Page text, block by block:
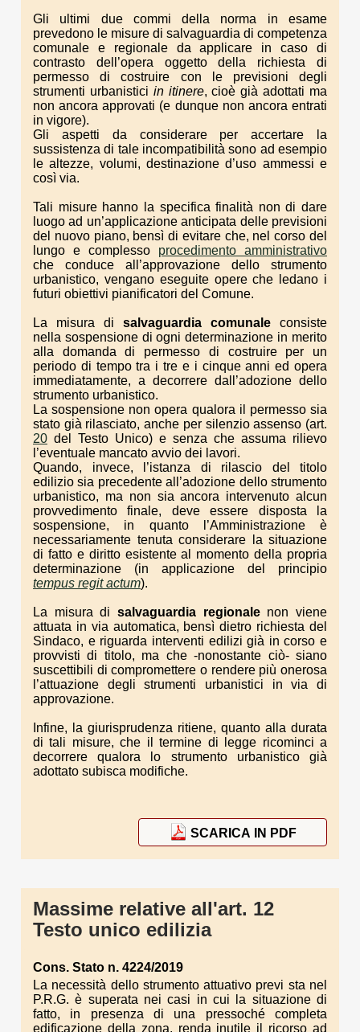
Gli ultimi due commi della norma in esame
prevedono le misure di salvaguardia di competenza
comunale e regionale da applicare in caso di
contrasto dell’opera oggetto della richiesta di
permesso di costruire con le previsioni degli
strumenti urbanistici in itinere, cioè già adottati ma
non ancora approvati (e dunque non ancora entrati
in vigore).
Gli aspetti da considerare per accertare la
sussistenza di tale incompatibilità sono ad esempio
le altezze, volumi, destinazione d’uso ammessi e
così via.
Tali misure hanno la specifica finalità non di dare
luogo ad un’applicazione anticipata delle previsioni
del nuovo piano, bensì di evitare che, nel corso del
lungo e complesso procedimento amministrativo
che conduce all’approvazione dello strumento
urbanistico, vengano eseguite opere che ledano i
futuri obiettivi pianificatori del Comune.
La misura di salvaguardia comunale consiste
nella sospensione di ogni determinazione in merito
alla domanda di permesso di costruire per un
periodo di tempo tra i tre e i cinque anni ed opera
immediatamente, a decorrere dall’adozione dello
strumento urbanistico.
La sospensione non opera qualora il permesso sia
stato già rilasciato, anche per silenzio assenso (art.
20 del Testo Unico) e senza che assuma rilievo
l’eventuale mancato avvio dei lavori.
Quando, invece, l’istanza di rilascio del titolo
edilizio sia precedente all’adozione dello strumento
urbanistico, ma non sia ancora intervenuto alcun
provvedimento finale, deve essere disposta la
sospensione, in quanto l’Amministrazione è
necessariamente tenuta considerare la situazione
di fatto e diritto esistente al momento della propria
determinazione (in applicazione del principio
tempus regit actum).
La misura di salvaguardia regionalenon viene
attuata in via automatica, bensì dietro richiesta del
Sindaco, e riguarda interventi edilizi già in corso e
provvisti di titolo, ma che -nonostante ciò- siano
suscettibili di compromettere o rendere più onerosa
l’attuazione degli strumenti urbanistici in via di
approvazione.
Infine, la giurisprudenza ritiene, quanto alla durata
di tali misure, che il termine di legge ricominci a
decorrere qualora lo strumento urbanistico già
adottato subisca modifiche.
SCARICA IN PDF
Massime relative all'art. 12
Testo unico edilizia
Cons. Stato n. 4224/2019
La necessità dello strumento attuativo previ sta nel
P.R.G. è superata nei casi in cui la situazione di
fatto, in presenza di una pressoché completa
edificazione della zona, renda inutile il ricorso ad